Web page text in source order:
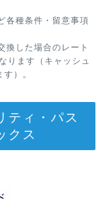
各種条件・留意事項
換した場合のレート
ります（キャッシュ
）。
ティ・パス
クス